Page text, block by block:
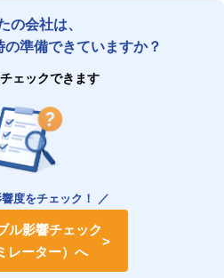
の会社は、
準備できていますか？
ェックできます
度をチェック！ ／
ル影響チェック
レーター）へ